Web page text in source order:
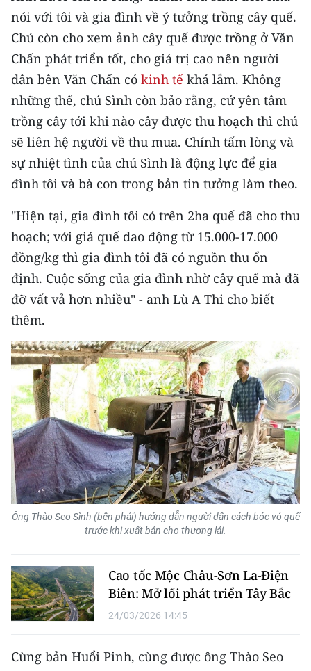
Chuyên trang Hà Nội
Chuyên trang TP. Hồ Chí Minh
CHUYÊN ĐỀ
CÁC CHUYÊN TRANG
VỀ BÁO NHÂN DÂN
THỜI NAY
NHÂN DÂN CUỐI TUẦN
NHÂN DÂN HẰNG THÁNG
MUA BÁO
ĐỌC BÁO IN
ENGLISH
中文
FRANÇAIS
РУССКИЙ
ESPAÑOL
nói với tôi và gia đình về ý tưởng trồng cây quế.
Chú còn cho xem ảnh cây quế được trồng ở Văn
Chấn phát triển tốt, cho giá trị cao nên người
dân bên Văn Chấn có kinh tế khá lắm. Không
những thế, chú Sình còn bảo rằng, cứ yên tâm
trồng cây tới khi nào cây được thu hoạch thì chú
sẽ liên hệ người về thu mua. Chính tấm lòng và
sự nhiệt tình của chú Sình là động lực để gia
đình tôi và bà con trong bản tin tưởng làm theo.
"Hiện tại, gia đình tôi có trên 2ha quế đã cho thu
hoạch; với giá quế dao động từ 15.000-17.000
đồng/kg thì gia đình tôi đã có nguồn thu ổn
định. Cuộc sống của gia đình nhờ cây quế mà đã
đỡ vất vả hơn nhiều" - anh Lù A Thi cho biết
thêm.
Ông Thào Seo Sình (bên phải) hướng dẫn người dân cách bóc vỏ quế
trước khi xuất bán cho thương lái.
Cao tốc Mộc Châu-Sơn La-Điện
Biên: Mở lối phát triển Tây Bắc
24/03/2026 14:45
Cùng bản Huổi Pinh, cùng được ông Thào Seo